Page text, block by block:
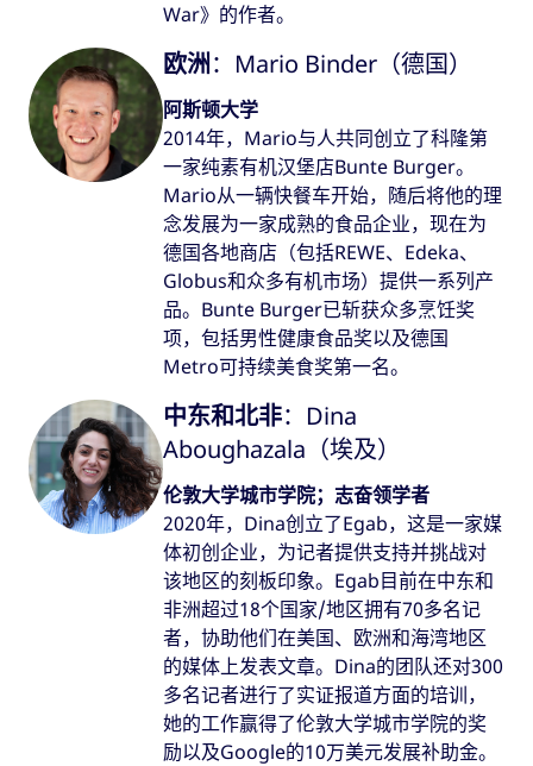
War》的作者。
阿斯顿大学
2014年，Mario与人共同创立了科隆第
一家纯素有机汉堡店Bunte Burger。
Mario从一辆快餐车开始，随后将他的理
念发展为一家成熟的食品企业，现在为
德国各地商店（包括REWE、Edeka、
Globus和众多有机市场）提供一系列产
品。Bunte Burger已斩获众多烹饪奖
项，包括男性健康食品奖以及德国
Metro可持续美食奖第一名。
欧洲：Mario Binder（德国）
伦敦大学城市学院；志奋领学者
2020年，Dina创立了Egab，这是一家媒
体初创企业，为记者提供支持并挑战对
该地区的刻板印象。Egab目前在中东和
非洲超过18个国家/地区拥有70多名记
者，协助他们在美国、欧洲和海湾地区
的媒体上发表文章。Dina的团队还对300
多名记者进行了实证报道方面的培训，
她的工作赢得了伦敦大学城市学院的奖
励以及Google的10万美元发展补助金。
中东和北非：Dina
Aboughazala（埃及）